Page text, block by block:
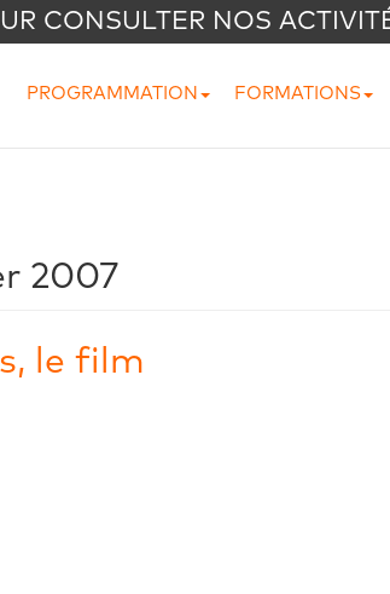
CONSULTER NOS
PROGRAMMATION FORMATIONS
2007
le film